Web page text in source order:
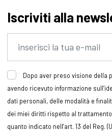
Iscriviti alla
Dopo aver preso visione della
avendo ricevuto informazione
dati personali, delle modalità e
dei miei diritti rispetto al
quanto indicato nell’art. 13 del Reg.